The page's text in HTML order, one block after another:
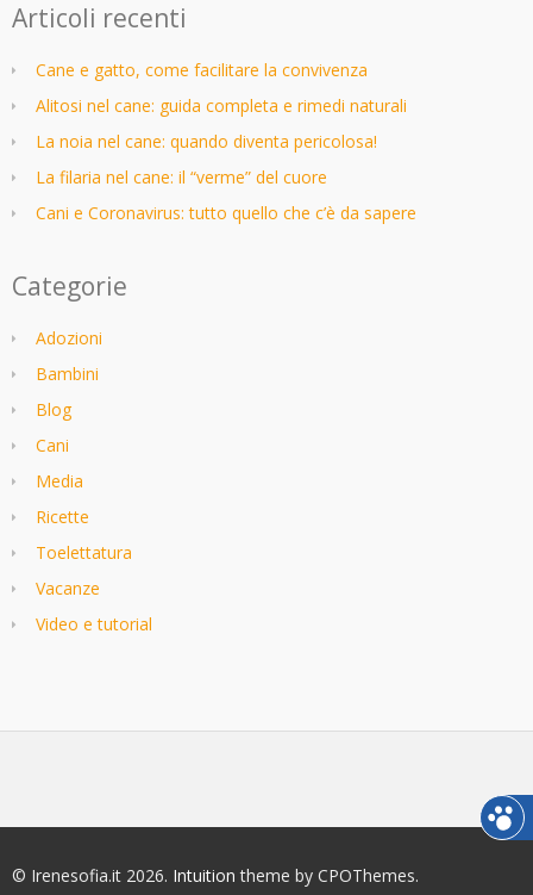
Articoli recenti
Cane e gatto, come facilitare la convivenza
Alitosi nel cane: guida completa e rimedi naturali
La noia nel cane: quando diventa pericolosa!
La filaria nel cane: il “verme” del cuore
Cani e Coronavirus: tutto quello che c’è da sapere
Categorie
Adozioni
Bambini
Blog
Cani
Media
Ricette
Toelettatura
Vacanze
Video e tutorial
© Irenesofia.it 2026. Intuition theme by CPOThemes.